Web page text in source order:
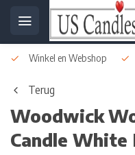
Winkel en Webshop
Terug
Woodwick
Candle White